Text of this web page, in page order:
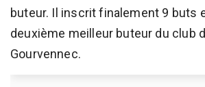
buteur. Il inscrit finalement 9 buts
deuxième meilleur buteur du club
Gourvennec.